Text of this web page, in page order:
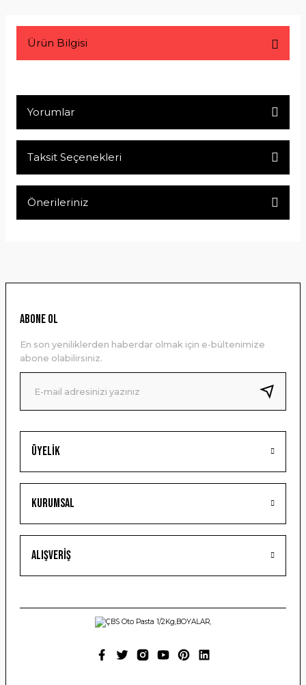
Ürün Bilgisi
Yorumlar
Taksit Seçenekleri
Önerileriniz
Ürün resmi kalitesiz, bozuk veya görüntülenemiyor.
Ürün bilgilerinde hatalar bulunuyor.
Ürün fiyatı diğer sitelerden daha pahalı.
Bu ürüne benzer farklı alternatifler olmalı.
Gönder
Üyelik
Kurumsal
Alışveriş
ABONE OL
En son yeniliklerden haberdar olmak için e-bültenimize
abone olabilirsiniz.